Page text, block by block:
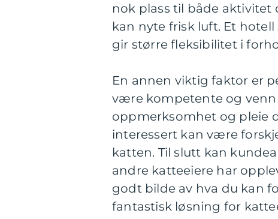
nok plass til både aktivitet
kan nyte frisk luft. Et
gir større fleksibilitet i
En annen viktig faktor er
være kompetente og
oppmerksomhet og pleie
interessert kan være
katten. Til slutt kan
andre katteeiere har
godt bilde av hva du kan
fantastisk løsning for